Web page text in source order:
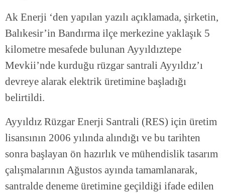
Ak Enerji ‘den yapılan yazılı açıklamada, şirketin,
Balıkesir’in Bandırma ilçe merkezine yaklaşık 5
kilometre mesafede bulunan Ayyıldıztepe
Mevkii’nde kurduğu rüzgar santrali Ayyıldız’ı
devreye alarak elektrik üretimine başladığı
belirtildi.
Ayyıldız Rüzgar Enerji Santrali (RES) için üretim
lisansının 2006 yılında alındığı ve bu tarihten
sonra başlayan ön hazırlık ve mühendislik tasarım
çalışmalarının Ağustos ayında tamamlanarak,
santralde deneme üretimine geçildiği ifade edilen